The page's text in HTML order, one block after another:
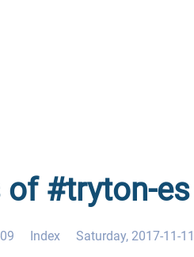
of #tryton-
Index Saturday, 2017-11-